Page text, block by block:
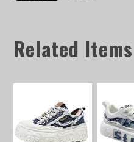
Related Items